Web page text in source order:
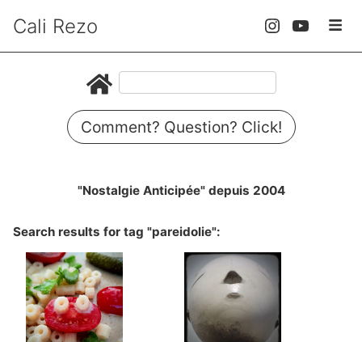
Cali Rezo
Comment? Question? Click!
"Nostalgie Anticipée" depuis 2004
Search results for tag "pareidolie":